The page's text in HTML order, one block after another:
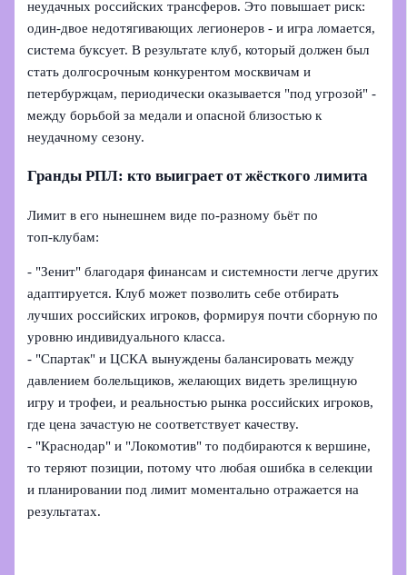
неудачных российских трансферов. Это повышает риск:
один-двое недотягивающих легионеров - и игра ломается,
система буксует. В результате клуб, который должен был
стать долгосрочным конкурентом москвичам и
петербуржцам, периодически оказывается "под угрозой" -
между борьбой за медали и опасной близостью к
неудачному сезону.
Гранды РПЛ: кто выиграет от жёсткого лимита
Лимит в его нынешнем виде по‑разному бьёт по
топ‑клубам:
- "Зенит" благодаря финансам и системности легче других
адаптируется. Клуб может позволить себе отбирать
лучших российских игроков, формируя почти сборную по
уровню индивидуального класса.
- "Спартак" и ЦСКА вынуждены балансировать между
давлением болельщиков, желающих видеть зрелищную
игру и трофеи, и реальностью рынка российских игроков,
где цена зачастую не соответствует качеству.
- "Краснодар" и "Локомотив" то подбираются к вершине,
то теряют позиции, потому что любая ошибка в селекции
и планировании под лимит моментально отражается на
результатах.